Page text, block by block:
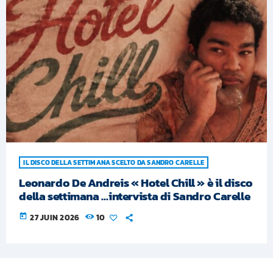
IL DISCO DELLA SETTIMANA SCELTO DA SANDRO CARELLE
Leonardo De Andreis « Hotel Chill » è il disco
della settimana …intervista di Sandro Carelle
today 27 JUIN 2026 10